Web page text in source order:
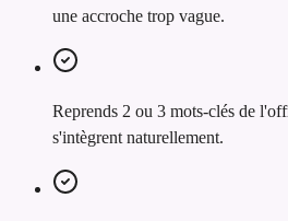
une accroche trop vague.
Reprends 2 ou 3 mots-clés de
s'intègrent naturellement.